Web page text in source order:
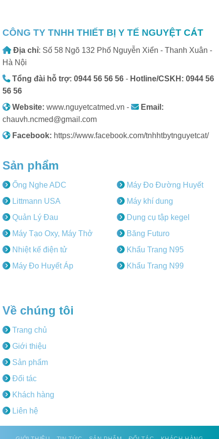
CÔNG TY TNHH THIẾT BỊ Y TẾ NGUYỆT CÁT
Địa chỉ: Số 58 Ngõ 132 Phố Nguyễn Xiển - Thanh Xuân -
Hà Nội
Tổng đài hỗ trợ: 0944 56 56 56 - Hotline/CSKH: 0944 56
56 56
Website: www.nguyetcatmed.vn -
Email:
chauvh.ncmed@gmail.com
Facebook: https://www.facebook.com/tnhhtbytnguyetcat/
Sản phẩm
Ống Nghe ADC
Littmann USA
Quản Lý Đau
Máy Tạo Oxy, Máy Thở
Nhiệt kế điện tử
Máy Đo Huyết Áp
Máy Đo Đường Huyết
Máy khí dung
Dụng cụ tập kegel
Băng Futuro
Khẩu Trang N95
Khẩu Trang N99
Về chúng tôi
Trang chủ
Giới thiệu
Sản phẩm
Đối tác
Khách hàng
Liên hệ